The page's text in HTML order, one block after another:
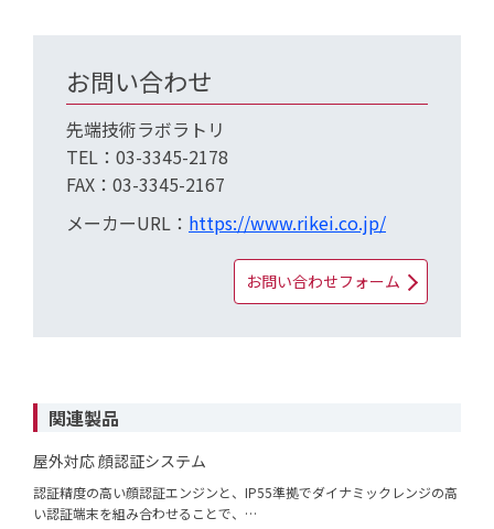
関連製品
屋外対応 顔認証システム
認証精度の高い顔認証エンジンと、IP55準拠でダイナミックレンジの高
い認証端末を組み合わせることで、…
お問い合わせ
先端技術ラボラトリ
TEL：03-3345-2178
FAX：03-3345-2167
メーカーURL： https://www.rikei.co.jp/
お問い合わせフォーム